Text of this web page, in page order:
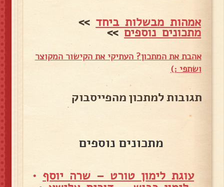
אמהות מבשלות ביחד >>
מתכונים נוספים>>
אהבת את המתכון? העתיקי את הקישור המקוצר
ושתפי :)
תגובות למתכון מהפייסבוק
מתכונים נוספים
עוגת לימון טורט – שרה יוסף •